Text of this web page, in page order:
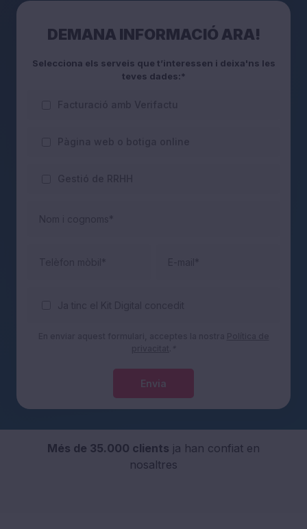
DEMANA INFORMACIÓ ARA!
Selecciona els serveis que t’interessen i deixa'ns les
teves dades:*
Envia
Més de 35.000 clients ja han confiat en
nosaltres